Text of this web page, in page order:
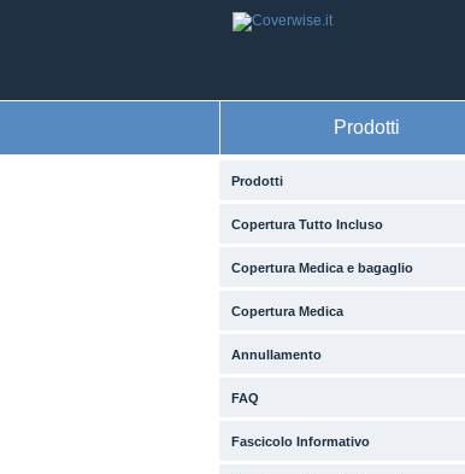
Prodotti
Prodotti
Copertura Tutto Incluso
Copertura Medica e bagaglio
Copertura Medica
Annullamento
FAQ
Fascicolo Informativo